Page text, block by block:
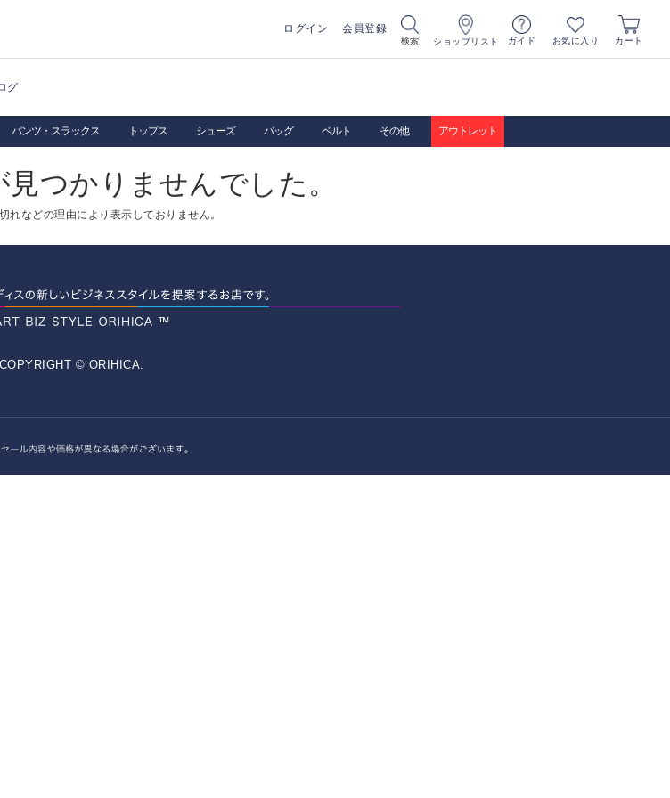
ログイン 会員登録
検索 ショップリスト ガイド お気に入り カート
グ
パンツ・スラックス トップス シューズ バッグ ベルト その他 アウトレット
つかりませんでした。
れなどの理由により表示しておりません。
COPYRIGHT © ORIHICA.